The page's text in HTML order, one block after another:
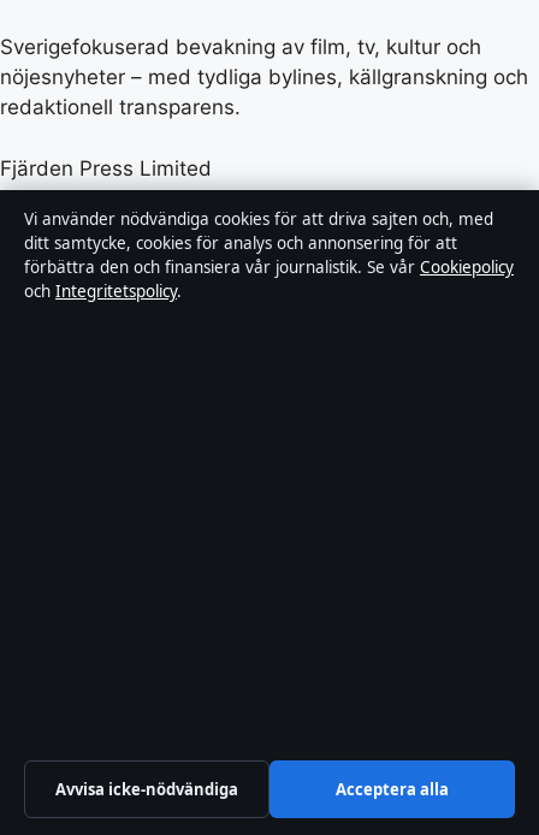
Sverigefokuserad bevakning av film, tv, kultur och
nöjesnyheter – med tydliga bylines, källgranskning och
redaktionell transparens.
Fjärden Press Limited
3rd Floor, Maximos Plaza Tower 1, 213 Archiepiskopou
Makariou III
Limassol 3030, CY
+357 25 760 530
Om oss
Vi använder nödvändiga cookies för att driva sajten och, med
ditt samtycke, cookies för analys och annonsering för att
förbättra den och finansiera vår journalistik. Se vår Cookiepolicy
och Integritetspolicy.
Avvisa icke-nödvändiga Acceptera alla